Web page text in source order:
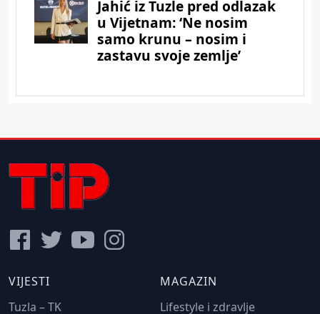
VIJESTI
Tuzla – TK
MAGAZIN
Lifestyle i zdravlje